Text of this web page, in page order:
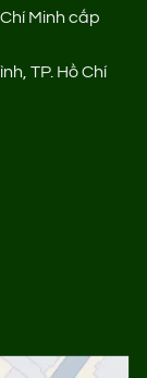
Minh cấp
TP. Hồ Chí